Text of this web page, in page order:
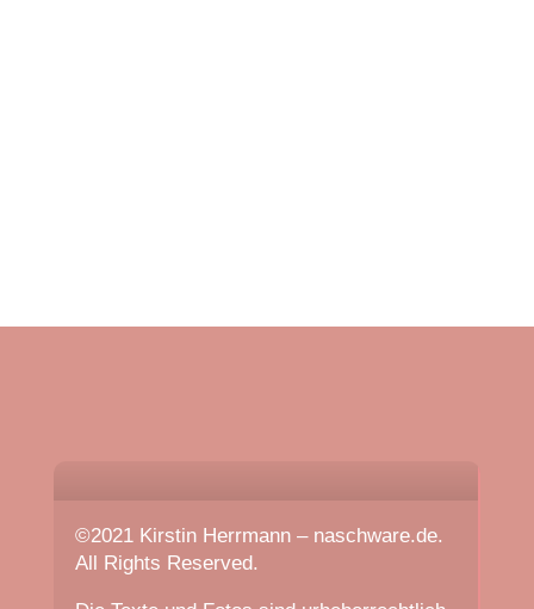
©2021 Kirstin Herrmann – naschware.de.
All Rights Reserved.